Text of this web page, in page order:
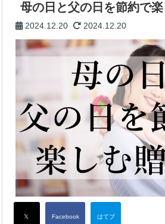
母の日と父の日を節約で
2024.12.20 2024.12.20